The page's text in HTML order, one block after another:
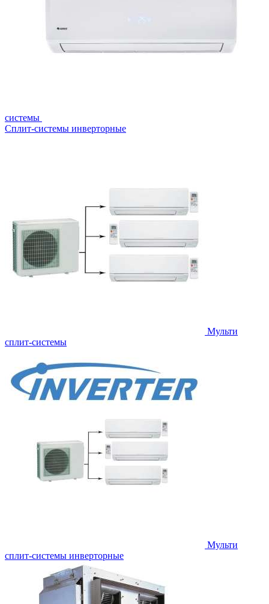
системы
Сплит-системы инверторные
Мульти
сплит-системы
Мульти
сплит-системы инверторные